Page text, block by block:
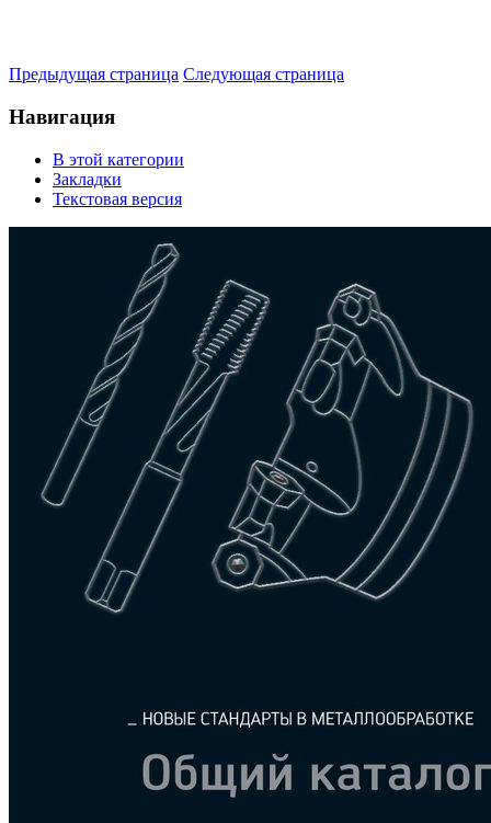
Предыдущая страница Следующая страница
Навигация
В этой категории
Закладки
Текстовая версия